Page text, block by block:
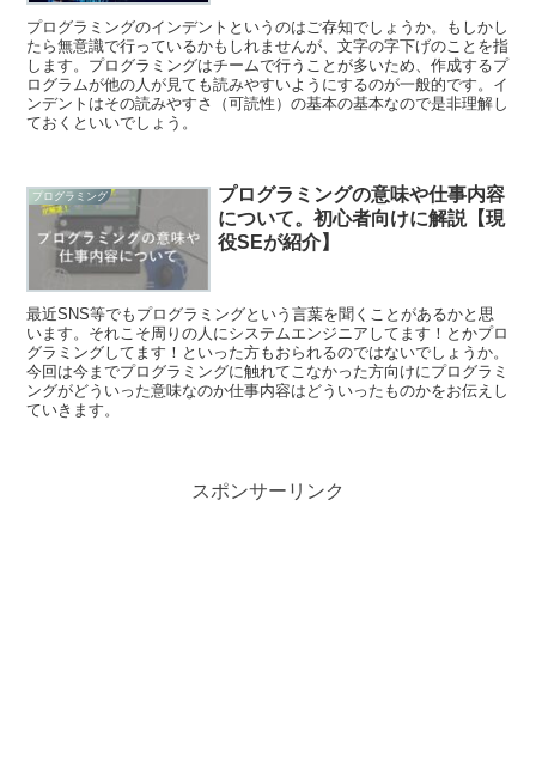
プログラミングのインデントというのはご存知でしょうか。もしかし
たら無意識で行っているかもしれませんが、文字の字下げのことを指
します。プログラミングはチームで行うことが多いため、作成するプ
ログラムが他の人が見ても読みやすいようにするのが一般的です。イ
ンデントはその読みやすさ（可読性）の基本の基本なので是非理解し
ておくといいでしょう。
プログラミング
プログラミングの意味や仕事内容
について。初心者向けに解説【現
役SEが紹介】
最近SNS等でもプログラミングという言葉を聞くことがあるかと思
います。それこそ周りの人にシステムエンジニアしてます！とかプロ
グラミングしてます！といった方もおられるのではないでしょうか。
今回は今までプログラミングに触れてこなかった方向けにプログラミ
ングがどういった意味なのか仕事内容はどういったものかをお伝えし
ていきます。
スポンサーリンク